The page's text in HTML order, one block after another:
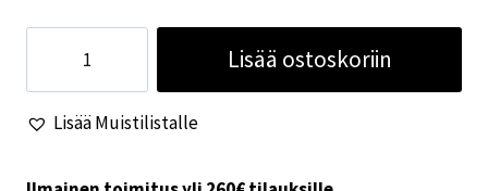
KF
määrä
Lisää ostoskoriin
Lisää Muistilistalle